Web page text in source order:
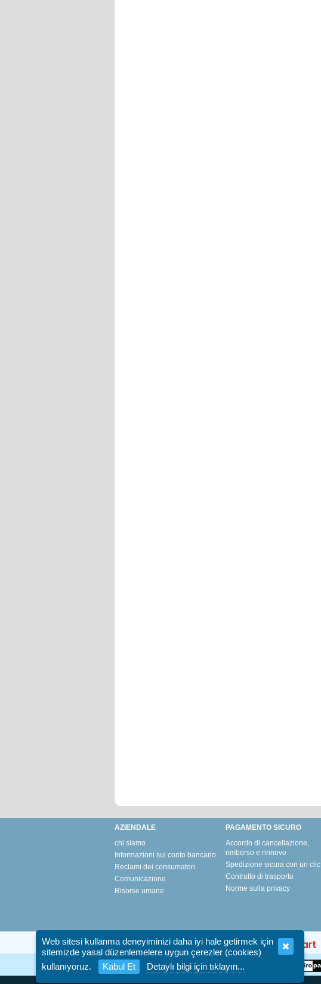
AZIENDALE
chi siamo
Informazioni sul conto bancario
Reclami dei consumatori
Comunicazione
Risorse umane
PAGAMENTO SICURO
Accordo di cancellazione,
rimborso e rinnovo
Spedizione sicura con un clic
Contratto di trasporto
Norme sulla privacy
Web sitesi kullanma deneyiminizi daha iyi hale getirmek için
sitemizde yasal düzenlemelere uygun çerezler (cookies)
kullanıyoruz.
Kabul Et Detaylı bilgi için tıklayın...